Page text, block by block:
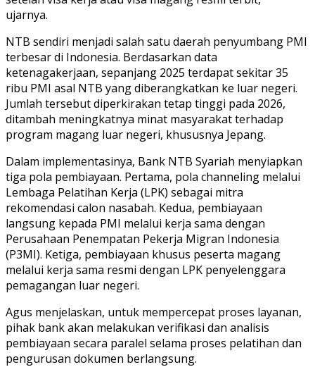
ujarnya.
NTB sendiri menjadi salah satu daerah penyumbang PMI
terbesar di Indonesia. Berdasarkan data
ketenagakerjaan, sepanjang 2025 terdapat sekitar 35
ribu PMI asal NTB yang diberangkatkan ke luar negeri.
Jumlah tersebut diperkirakan tetap tinggi pada 2026,
ditambah meningkatnya minat masyarakat terhadap
program magang luar negeri, khususnya Jepang.
Dalam implementasinya, Bank NTB Syariah menyiapkan
tiga pola pembiayaan. Pertama, pola channeling melalui
Lembaga Pelatihan Kerja (LPK) sebagai mitra
rekomendasi calon nasabah. Kedua, pembiayaan
langsung kepada PMI melalui kerja sama dengan
Perusahaan Penempatan Pekerja Migran Indonesia
(P3MI). Ketiga, pembiayaan khusus peserta magang
melalui kerja sama resmi dengan LPK penyelenggara
pemagangan luar negeri.
Agus menjelaskan, untuk mempercepat proses layanan,
pihak bank akan melakukan verifikasi dan analisis
pembiayaan secara paralel selama proses pelatihan dan
pengurusan dokumen berlangsung.